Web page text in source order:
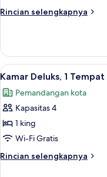
tidur,
roda
(High
Floor)
Rincian selengkapnya
Rincian
Suite
Premier,
1
tidur,
shower
roda
(High
Lihat
semua
foto
untuk
Kamar
Deluks,
1
Tempat
8
Kamar Deluks, 1
Pemandangan kota
Kapasitas 4
1 king
Wi-Fi Gratis
Rincian selengkapnya
Rincian